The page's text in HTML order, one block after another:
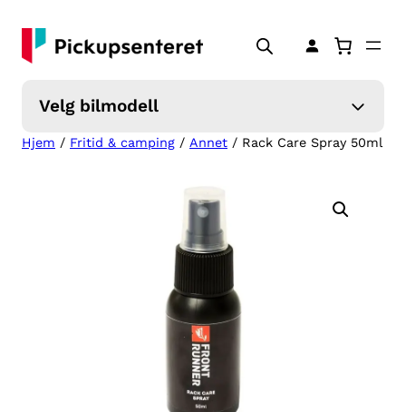
innhold
Velg bilmodell
Hjem / Fritid & camping / Annet / Rack Care Spray 50ml